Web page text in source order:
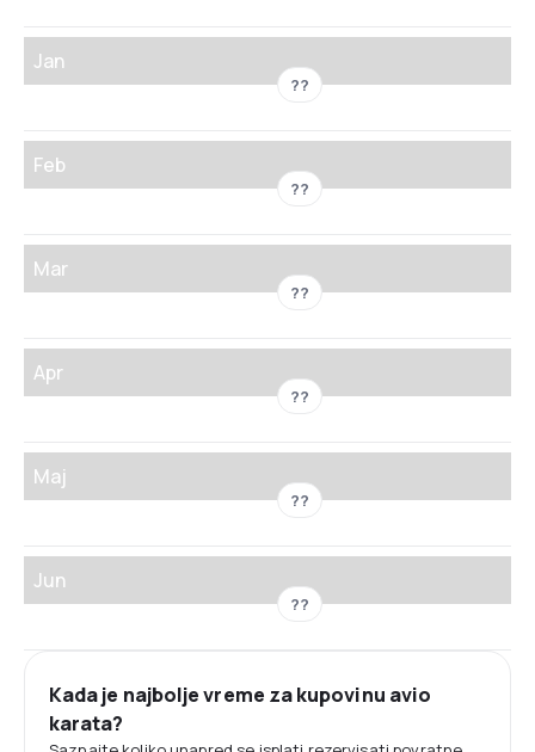
Jan
??
Feb
??
Mar
??
Apr
??
Maj
??
Jun
??
Kada je najbolje vreme za kupovinu avio
karata?